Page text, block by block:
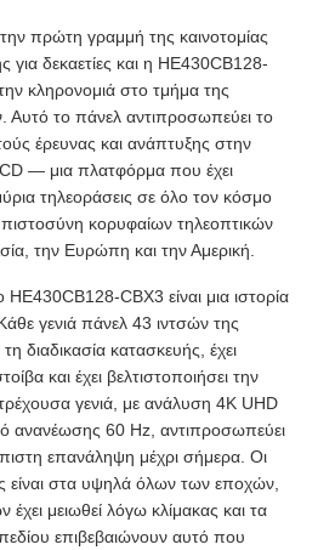
πρώτη γραμμή της καινοτομίας
για δεκαετίες και η HE430CB128-
κληρονομιά στο τμήμα της
Αυτό το πάνελ αντιπροσωπεύει το
έρευνας και ανάπτυξης στην
— μια πλατφόρμα που έχει
τηλεοράσεις σε όλο τον κόσμο
κορυφαίων τηλεοπτικών
την Ευρώπη και την Αμερική.
CBX3 είναι μια ιστορία
γενιά πάνελ 43 ιντσών της
διαδικασία κατασκευής, έχει
και έχει βελτιστοποιήσει την
γενιά, με ανάλυση 4K UHD
ανανέωσης 60 Hz, αντιπροσωπεύει
επανάληψη μέχρι σήμερα. Οι
στα υψηλά όλων των εποχών,
μειωθεί λόγω κλίμακας και τα
επιβεβαιώνουν αυτό που